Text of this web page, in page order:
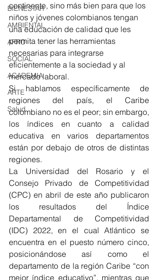
BIENESTAR
AMBIENTAL
AFRO
SOCIAL
ACADEMIA
ARTE
Salud
continente, sino más bien para que los
niños y jóvenes colombianos tengan
una educación de calidad que les
permita tener las herramientas
necesarias para integrarse
eficientemente a la sociedad y al
mercado laboral.
Si hablamos específicamente de
regiones del país, el Caribe
colombiano no es el peor; sin embargo,
los índices en cuanto a calidad
educativa en varios departamentos
están por debajo de otros de distintas
regiones.
La Universidad del Rosario y el
Consejo Privado de Competitividad
(CPC) en abril de este año publicaron
los resultados del Índice
Departamental de Competitividad
(IDC) 2022, en el cual Atlántico se
encuentra en el puesto número cinco,
posicionándose así como el
departamento de la región Caribe “con
mejor índice educativo”, mientras que